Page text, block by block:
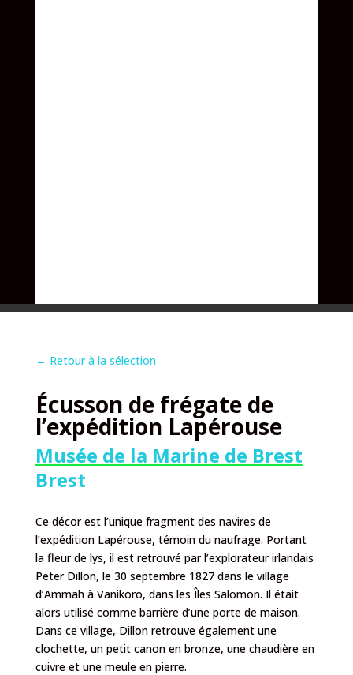
← Retour à la sélection
Écusson de frégate de
l’expédition Lapérouse
Musée de la Marine de Brest
Brest
Ce décor est l’unique fragment des navires de
l’expédition Lapérouse, témoin du naufrage. Portant
la fleur de lys, il est retrouvé par l’explorateur irlandais
Peter Dillon, le 30 septembre 1827 dans le village
d’Ammah à Vanikoro, dans les Îles Salomon. Il était
alors utilisé comme barrière d’une porte de maison.
Dans ce village, Dillon retrouve également une
clochette, un petit canon en bronze, une chaudière en
cuivre et une meule en pierre.